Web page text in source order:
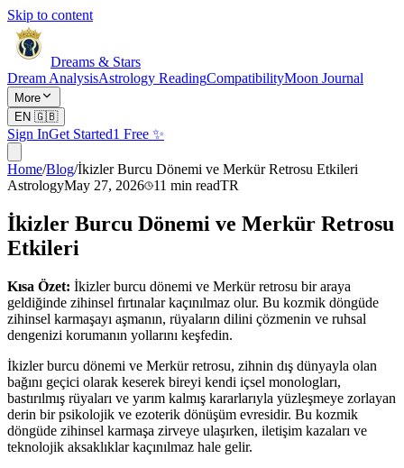
Skip to content
Dreams & Stars
Dream AnalysisAstrology ReadingCompatibilityMoon Journal
More
EN 🇬🇧
Sign InGet Started1 Free ✨
Home/Blog/İkizler Burcu Dönemi ve Merkür Retrosu Etkileri
AstrologyMay 27, 2026 11 min readTR
İkizler Burcu Dönemi ve Merkür Retrosu
Etkileri
Kısa Özet: İkizler burcu dönemi ve Merkür retrosu bir araya
geldiğinde zihinsel fırtınalar kaçınılmaz olur. Bu kozmik döngüde
zihinsel karmaşayı aşmanın, rüyaların dilini çözmenin ve ruhsal
dengenizi korumanın yollarını keşfedin.
İkizler burcu dönemi ve Merkür retrosu, zihnin dış dünyayla olan
bağını geçici olarak keserek bireyi kendi içsel monologları,
bastırılmış rüyaları ve yarım kalmış kararlarıyla yüzleşmeye zorlayan
derin bir psikolojik ve ezoterik dönüşüm evresidir. Bu kozmik
döngüde zihinsel karmaşa zirveye ulaşırken, iletişim kazaları ve
teknolojik aksaklıklar kaçınılmaz hale gelir.